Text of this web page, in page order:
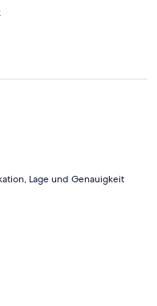
Lage und Genauigkeit